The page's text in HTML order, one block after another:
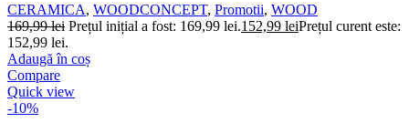
CERAMICA, WOODCONCEPT, Promotii, WOOD
169,99lei Prețul inițial a fost: 169,99 lei.152,99 leiPrețul curent este:
152,99 lei.
Adaugă în coș
Compare
Quick view
-10%